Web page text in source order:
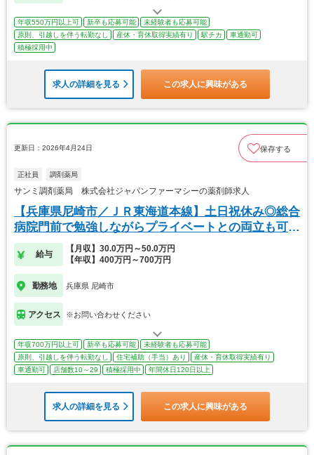
年収550万円以上可 新卒も応募可能
未経験者も応募可能
原則、引越しを伴う転勤なし
産休・育休取得実績有り 駅チカ
車通勤可
積極採用中
求人の詳細を見る この求人に興味がある
更新日：2026年4月24日 保存する
正社員 調剤薬局
サンミ調剤薬局 株式会社ジャパンファーマシーの薬剤師求人
【兵庫県尼崎市／ＪＲ東海道本線】土日祝休み◎総合
病院門前で勉強しながらプライベートとの両立も可能
です
給与
【月収】30.0万円～50.0万円
【年収】400万円～700万円
勤務地 兵庫県 尼崎市
アクセス ※お問い合わせください
年収700万円以上可 新卒も応募可能
未経験者も応募可能
原則、引越しを伴う転勤なし
住宅補助（手当）あり
産休・育休取得実績有り
車通勤可
店舗数10～29 積極採用中 年間休日120日以上
求人の詳細を見る この求人に興味がある